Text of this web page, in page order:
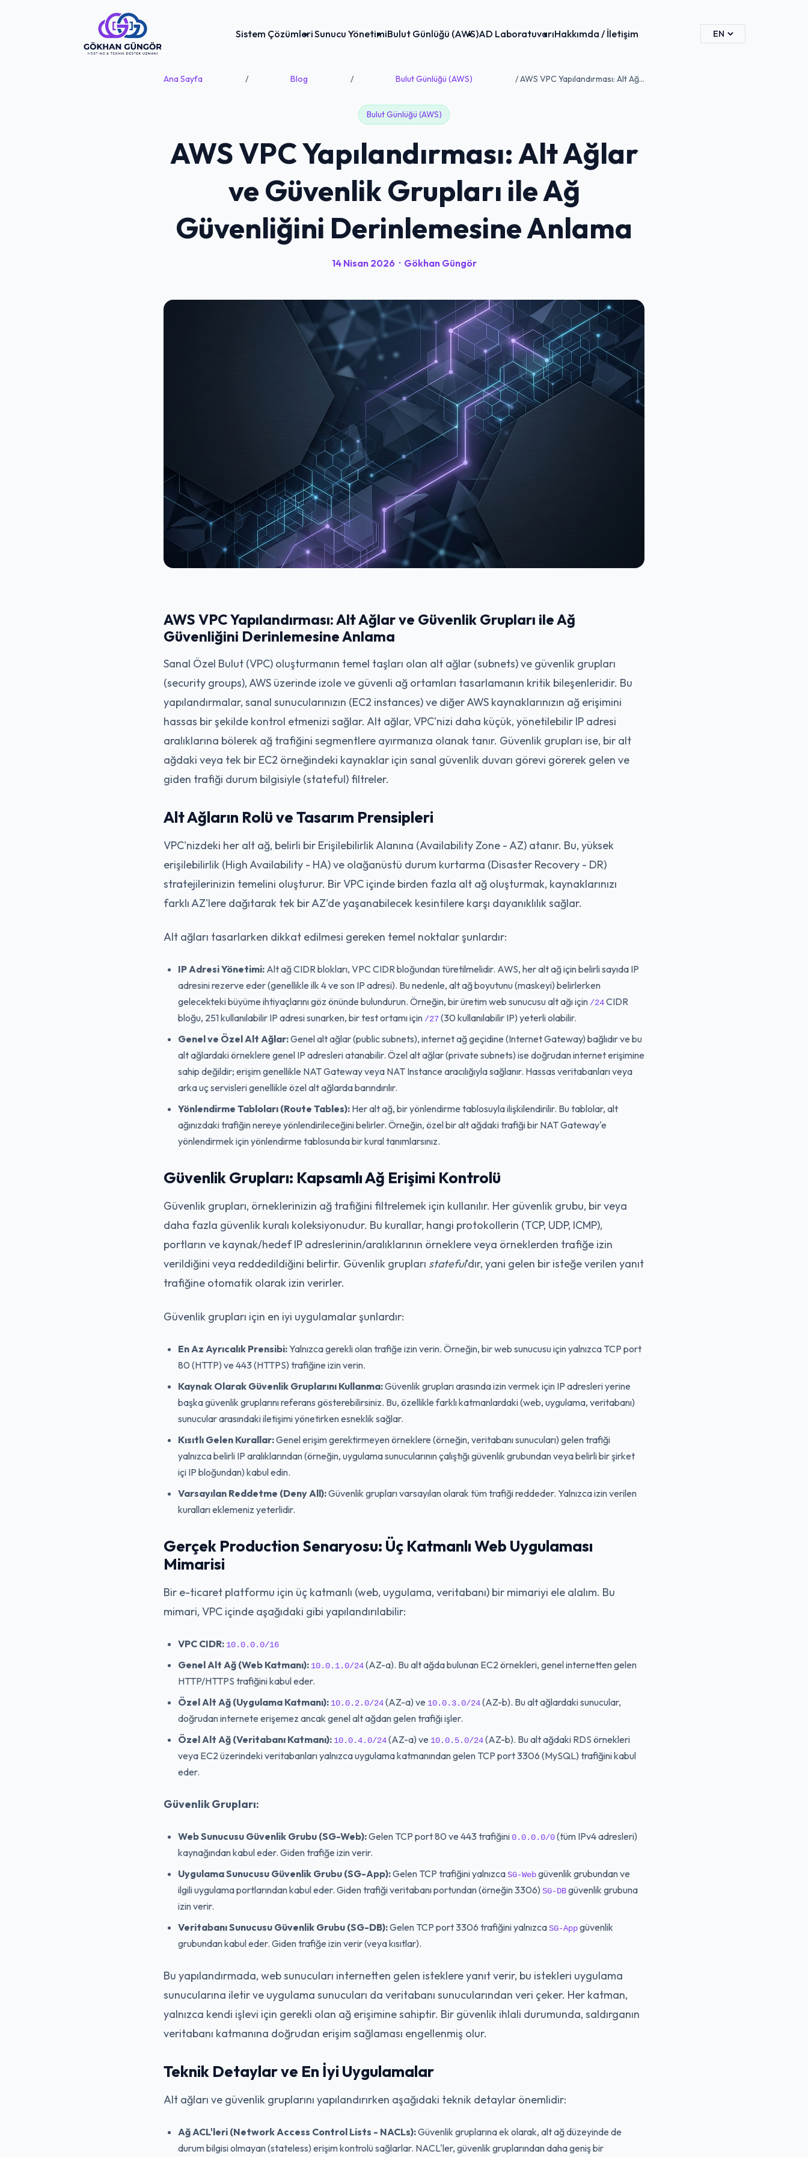
Sistem ÇözümleriSunucu YönetimiBulut Günlüğü (AWS)AD LaboratuvarıHakkımda / İletişim
Ana Sayfa / Blog / Bulut Günlüğü (AWS) / AWS VPC Yapılandırması: Alt Ağ...
Bulut Günlüğü (AWS)
AWS VPC Yapılandırması: Alt Ağlar
ve Güvenlik Grupları ile Ağ
Güvenliğini Derinlemesine Anlama
14 Nisan 2026 · Gökhan Güngör
AWS VPC Yapılandırması: Alt Ağlar ve Güvenlik Grupları ile Ağ
Güvenliğini Derinlemesine Anlama
Sanal Özel Bulut (VPC) oluşturmanın temel taşları olan alt ağlar (subnets) ve güvenlik grupları
(security groups), AWS üzerinde izole ve güvenli ağ ortamları tasarlamanın kritik bileşenleridir. Bu
yapılandırmalar, sanal sunucularınızın (EC2 instances) ve diğer AWS kaynaklarınızın ağ erişimini
hassas bir şekilde kontrol etmenizi sağlar. Alt ağlar, VPC'nizi daha küçük, yönetilebilir IP adresi
aralıklarına bölerek ağ trafiğini segmentlere ayırmanıza olanak tanır. Güvenlik grupları ise, bir alt
ağdaki veya tek bir EC2 örneğindeki kaynaklar için sanal güvenlik duvarı görevi görerek gelen ve
giden trafiği durum bilgisiyle (stateful) filtreler.
Alt Ağların Rolü ve Tasarım Prensipleri
VPC'nizdeki her alt ağ, belirli bir Erişilebilirlik Alanına (Availability Zone - AZ) atanır. Bu, yüksek
erişilebilirlik (High Availability - HA) ve olağanüstü durum kurtarma (Disaster Recovery - DR)
stratejilerinizin temelini oluşturur. Bir VPC içinde birden fazla alt ağ oluşturmak, kaynaklarınızı
farklı AZ'lere dağıtarak tek bir AZ'de yaşanabilecek kesintilere karşı dayanıklılık sağlar.
Alt ağları tasarlarken dikkat edilmesi gereken temel noktalar şunlardır:
IP Adresi Yönetimi: Alt ağ CIDR blokları, VPC CIDR bloğundan türetilmelidir. AWS, her alt ağ için belirli sayıda IP
adresini rezerve eder (genellikle ilk 4 ve son IP adresi). Bu nedenle, alt ağ boyutunu (maskeyi) belirlerken
gelecekteki büyüme ihtiyaçlarını göz önünde bulundurun. Örneğin, bir üretim web sunucusu alt ağı için /24CIDR
bloğu, 251 kullanılabilir IP adresi sunarken, bir test ortamı için /27(30 kullanılabilir IP) yeterli olabilir.
Genel ve Özel Alt Ağlar:Genel alt ağlar (public subnets), internet ağ geçidine (Internet Gateway) bağlıdır ve bu
alt ağlardaki örneklere genel IP adresleri atanabilir. Özel alt ağlar (private subnets) ise doğrudan internet erişimine
sahip değildir; erişim genellikle NAT Gateway veya NAT Instance aracılığıyla sağlanır. Hassas veritabanları veya
arka uç servisleri genellikle özel alt ağlarda barındırılır.
Yönlendirme Tabloları (Route Tables): Her alt ağ, bir yönlendirme tablosuyla ilişkilendirilir. Bu tablolar, alt
ağınızdaki trafiğin nereye yönlendirileceğini belirler. Örneğin, özel bir alt ağdaki trafiği bir NAT Gateway'e
yönlendirmek için yönlendirme tablosunda bir kural tanımlarsınız.
Güvenlik Grupları: Kapsamlı Ağ Erişimi Kontrolü
Güvenlik grupları, örneklerinizin ağ trafiğini filtrelemek için kullanılır. Her güvenlik grubu, bir veya
daha fazla güvenlik kuralı koleksiyonudur. Bu kurallar, hangi protokollerin (TCP, UDP, ICMP),
portların ve kaynak/hedef IP adreslerinin/aralıklarının örneklere veya örneklerden trafiğe izin
verildiğini veya reddedildiğini belirtir. Güvenlik grupları stateful'dır, yani gelen bir isteğe verilen yanıt
trafiğine otomatik olarak izin verirler.
Güvenlik grupları için en iyi uygulamalar şunlardır:
En Az Ayrıcalık Prensibi:Yalnızca gerekli olan trafiğe izin verin. Örneğin, bir web sunucusu için yalnızca TCP port
80 (HTTP) ve 443 (HTTPS) trafiğine izin verin.
Kaynak Olarak Güvenlik Gruplarını Kullanma:Güvenlik grupları arasında izin vermek için IP adresleri yerine
başka güvenlik gruplarını referans gösterebilirsiniz. Bu, özellikle farklı katmanlardaki (web, uygulama, veritabanı)
sunucular arasındaki iletişimi yönetirken esneklik sağlar.
Kısıtlı Gelen Kurallar:Genel erişim gerektirmeyen örneklere (örneğin, veritabanı sunucuları) gelen trafiği
yalnızca belirli IP aralıklarından (örneğin, uygulama sunucularının çalıştığı güvenlik grubundan veya belirli bir şirket
içi IP bloğundan) kabul edin.
Varsayılan Reddetme (Deny All):Güvenlik grupları varsayılan olarak tüm trafiği reddeder. Yalnızca izin verilen
kuralları eklemeniz yeterlidir.
Gerçek Production Senaryosu: Üç Katmanlı Web Uygulaması
Mimarisi
Bir e-ticaret platformu için üç katmanlı (web, uygulama, veritabanı) bir mimariyi ele alalım. Bu
mimari, VPC içinde aşağıdaki gibi yapılandırılabilir:
VPC CIDR: 10.0.0.0/16
Genel Alt Ağ (Web Katmanı): 10.0.1.0/24(AZ-a). Bu alt ağda bulunan EC2 örnekleri, genel internetten gelen
HTTP/HTTPS trafiğini kabul eder.
Özel Alt Ağ (Uygulama Katmanı): 10.0.2.0/24(AZ-a) ve 10.0.3.0/24(AZ-b). Bu alt ağlardaki sunucular,
doğrudan internete erişemez ancak genel alt ağdan gelen trafiği işler.
Özel Alt Ağ (Veritabanı Katmanı): 10.0.4.0/24(AZ-a) ve 10.0.5.0/24(AZ-b). Bu alt ağdaki RDS örnekleri
veya EC2 üzerindeki veritabanları yalnızca uygulama katmanından gelen TCP port 3306 (MySQL) trafiğini kabul
eder.
Güvenlik Grupları:
Web Sunucusu Güvenlik Grubu (SG-Web):Gelen TCP port 80 ve 443 trafiğini0.0.0.0/0(tüm IPv4 adresleri)
kaynağından kabul eder. Giden trafiğe izin verir.
Uygulama Sunucusu Güvenlik Grubu (SG-App):Gelen TCP trafiğini yalnızcaSG-Webgüvenlik grubundan ve
ilgili uygulama portlarından kabul eder. Giden trafiği veritabanı portundan (örneğin 3306) SG-DBgüvenlik grubuna
izin verir.
Veritabanı Sunucusu Güvenlik Grubu (SG-DB):Gelen TCP port 3306 trafiğini yalnızcaSG-Appgüvenlik
grubundan kabul eder. Giden trafiğe izin verir (veya kısıtlar).
Bu yapılandırmada, web sunucuları internetten gelen isteklere yanıt verir, bu istekleri uygulama
sunucularına iletir ve uygulama sunucuları da veritabanı sunucularından veri çeker. Her katman,
yalnızca kendi işlevi için gerekli olan ağ erişimine sahiptir. Bir güvenlik ihlali durumunda, saldırganın
veritabanı katmanına doğrudan erişim sağlaması engellenmiş olur.
Teknik Detaylar ve En İyi Uygulamalar
Alt ağları ve güvenlik gruplarını yapılandırırken aşağıdaki teknik detaylar önemlidir:
Ağ ACL'leri (Network Access Control Lists - NACLs):Güvenlik gruplarına ek olarak, alt ağ düzeyinde de
durum bilgisi olmayan (stateless) erişim kontrolü sağlarlar. NACL'ler, güvenlik gruplarından daha geniş bir